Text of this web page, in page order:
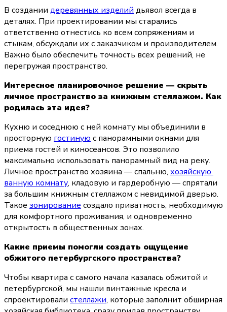
В создании деревянных изделий дьявол всегда в
деталях. При проектировании мы старались
ответственно отнестись ко всем сопряжениям и
стыкам, обсуждали их с заказчиком и производителем.
Важно было обеспечить точность всех решений, не
перегружая пространство.
Интересное планировочное решение — скрыть
личное пространство за книжным стеллажом. Как
родилась эта идея?
Кухню и соседнюю с ней комнату мы объединили в
просторную гостиную с панорамными окнами для
приема гостей и киносеансов. Это позволило
максимально использовать панорамный вид на реку.
Личное пространство хозяина — спальню, хозяйскую
ванную комнату, кладовую и гардеробную — спрятали
за большим книжным стеллажом с невидимой дверью.
Такое зонирование создало приватность, необходимую
для комфортного проживания, и одновременно
открытость в общественных зонах.
Какие приемы помогли создать ощущение
обжитого петербургского пространства?
Чтобы квартира с самого начала казалась обжитой и
петербургской, мы нашли винтажные кресла и
спроектировали стеллажи, которые заполнит обширная